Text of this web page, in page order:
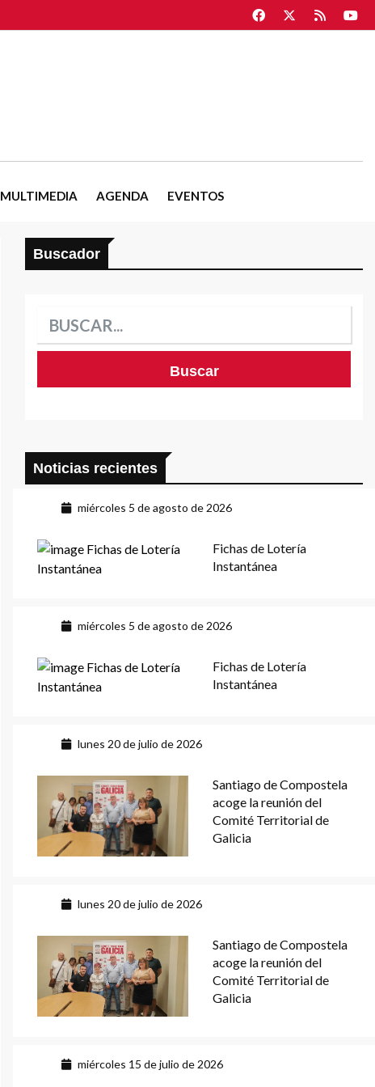
MULTIMEDIA AGENDA EVENTOS
Buscador
Noticias recientes
miércoles 5 de agosto de 2026
Fichas de Lotería
Instantánea
miércoles 5 de agosto de 2026
Fichas de Lotería
Instantánea
lunes 20 de julio de 2026
Santiago de Compostela
acoge la reunión del
Comité Territorial de
Galicia
lunes 20 de julio de 2026
Santiago de Compostela
acoge la reunión del
Comité Territorial de
Galicia
miércoles 15 de julio de 2026